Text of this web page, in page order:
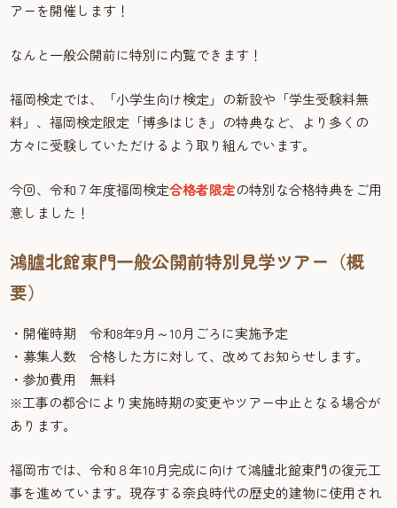
アーを開催します！
なんと一般公開前に特別に内覧できます！
福岡検定では、「小学生向け検定」の新設や「学生受験料無
料」、福岡検定限定「博多はじき」の特典など、より多くの
方々に受験していただけるよう取り組んでいます。
今回、令和７年度福岡検定合格者限定の特別な合格特典をご用
意しました！
鴻臚北館東門一般公開前特別見学ツアー（概
要）
・開催時期 令和8年9月～10月ごろに実施予定
・募集人数 合格した方に対して、改めてお知らせします。
・参加費用 無料
※工事の都合により実施時期の変更やツアー中止となる場合が
あります。
福岡市では、令和８年10月完成に向けて鴻臚北館東門の復元工
事を進めています。現存する奈良時代の歴史的建物に使用され